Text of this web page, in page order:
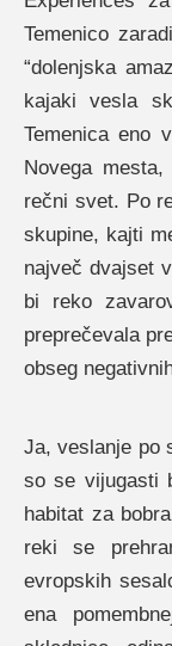
Temenico
“dolenjska
kajaki vesla
Temenica eno
Novega
rečni svet. Po
skupine, kajti
največ dvajset
bi reko
preprečevala
obseg
Ja, veslanje po
so se vijugasti
habitat za
reki se
evropskih
ena